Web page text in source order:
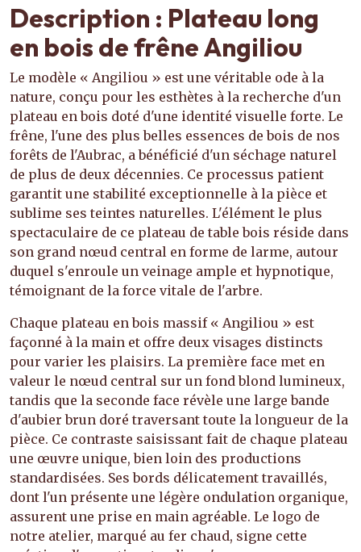
Description : Plateau long
en bois de frêne Angiliou
Le modèle « Angiliou » est une véritable ode à la
nature, conçu pour les esthètes à la recherche d'un
plateau en bois doté d'une identité visuelle forte. Le
frêne, l'une des plus belles essences de bois de nos
forêts de l'Aubrac, a bénéficié d'un séchage naturel
de plus de deux décennies. Ce processus patient
garantit une stabilité exceptionnelle à la pièce et
sublime ses teintes naturelles. L'élément le plus
spectaculaire de ce plateau de table bois réside dans
son grand nœud central en forme de larme, autour
duquel s'enroule un veinage ample et hypnotique,
témoignant de la force vitale de l'arbre.
Chaque plateau en bois massif « Angiliou » est
façonné à la main et offre deux visages distincts
pour varier les plaisirs. La première face met en
valeur le nœud central sur un fond blond lumineux,
tandis que la seconde face révèle une large bande
d'aubier brun doré traversant toute la longueur de la
pièce. Ce contraste saisissant fait de chaque plateau
une œuvre unique, bien loin des productions
standardisées. Ses bords délicatement travaillés,
dont l'un présente une légère ondulation organique,
assurent une prise en main agréable. Le logo de
notre atelier, marqué au fer chaud, signe cette